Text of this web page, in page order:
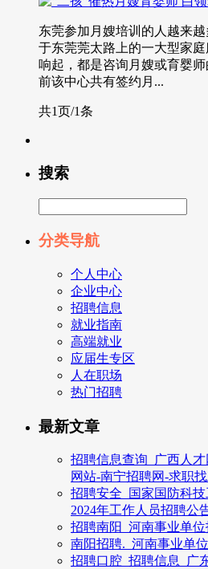
东莞参加月嫂培训的人越来
于东莞莞太路上的一大型家
响起，都是咨询月嫂或育婴
前该中心共有签约月...
共1页/1条
搜索
分类导航
个人中心
企业中心
招聘信息
就业指南
高端就业
应届生专区
人在职场
热门招聘
最新文章
招聘信息查询_广西人
网站-南宁招聘网-求职
招聘安全_国家国防科
2024年工作人员招聘公
招聘南阳_河南事业单位
南阳招聘._河南事业单
招聘口腔_招聘信息_广